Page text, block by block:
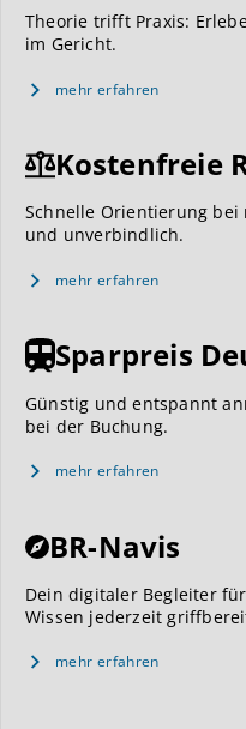
Theorie trifft Praxis:
im Gericht.
mehr erfahren
Kostenfreie
Schnelle Orientierung bei
und unverbindlich.
mehr erfahren
Sparpreis
Günstig und entspannt
bei der Buchung.
mehr erfahren
BR-Navis
Dein digitaler Begleiter
Wissen jederzeit
mehr erfahren